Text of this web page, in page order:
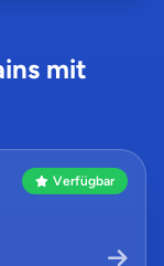
mit
Verfügbar